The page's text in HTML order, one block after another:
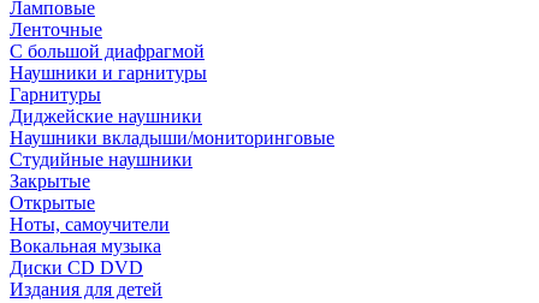
Ламповые
Ленточные
С большой диафрагмой
Наушники и гарнитуры
Гарнитуры
Диджейские наушники
Наушники вкладыши/мониторинговые
Студийные наушники
Закрытые
Открытые
Ноты, самоучители
Вокальная музыка
Диски CD DVD
Издания для детей